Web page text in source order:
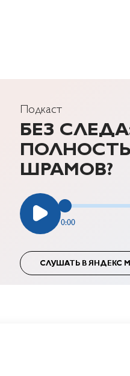
Подкаст
БЕЗ
ШРАМОВ?
0:00
СЛУШАТЬ В ЯНДЕКС